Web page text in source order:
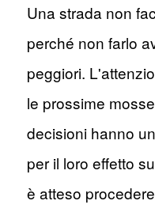
Una strada non
perché non farlo
peggiori.
le prossime
decisioni hanno
per il loro effetto
è atteso